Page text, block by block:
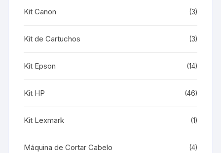
Kit Canon (3)
Kit de Cartuchos (3)
Kit Epson (14)
Kit HP (46)
Kit Lexmark (1)
Máquina de Cortar Cabelo (4)